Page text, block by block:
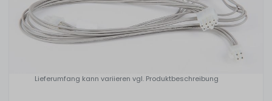
Lieferumfang kann variieren vgl. Produktbeschreibung